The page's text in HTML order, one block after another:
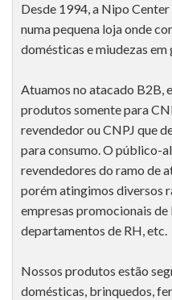
Desde 1994, a Nipo
numa pequena loja onde
domésticas e miudezas em
Atuamos no atacado B2B,
produtos somente para
revendedor ou CNPJ que
para consumo. O público-
revendedores do ramo de
porém atingimos diversos
empresas promocionais de
departamentos de RH, etc.
Nossos produtos estão
domésticas, brinquedos,